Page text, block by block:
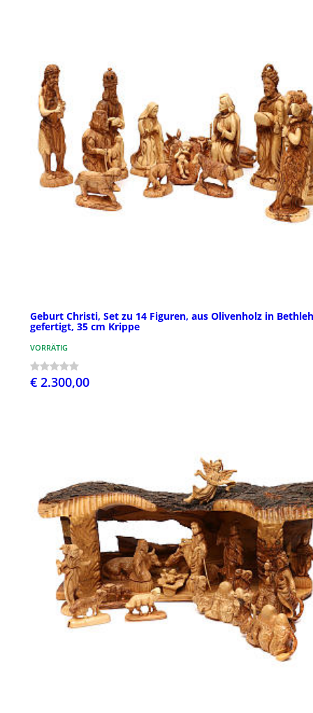
Geburt Christi, Set zu 14 Figuren, aus Olivenholz in
gefertigt, 35 cm Krippe
VORRÄTIG
€ 2.300,00